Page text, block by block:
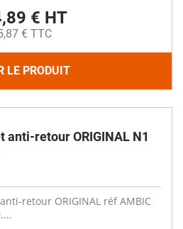
€ HT
€ TTC
LE PRODUIT
anti-retour ORIGINAL N1
retour ORIGINAL réf AMBIC